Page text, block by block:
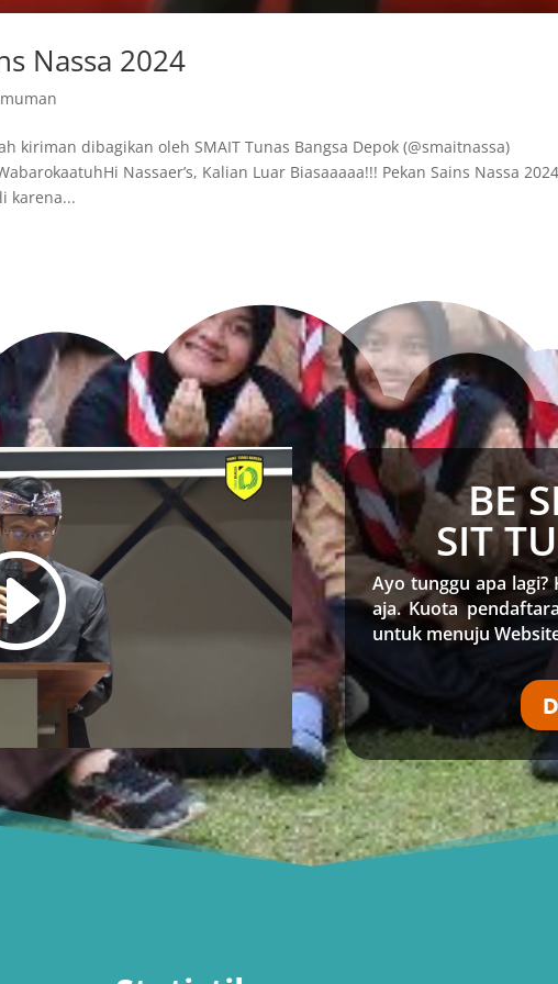
Nassa 2024
kiriman dibagikan oleh SMAIT Tunas Bangsa Depok (@smaitnassa)
Nassaer’s, Kalian Luar Biasaaaaa!!! Pekan Sains Nassa
karena...
BE
SIT
Ayo tunggu apa
aja. Kuota
untuk menuju